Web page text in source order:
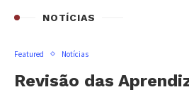
NOTÍCIAS
Featured Notícias
Revisão das